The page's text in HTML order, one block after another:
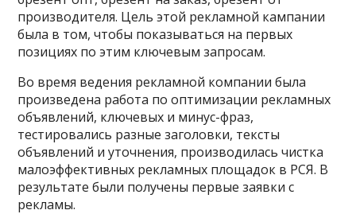
производителя. Цель этой рекламной кампании
была в том, чтобы показываться на первых
позициях по этим ключевым запросам.
Во время ведения рекламной компании была
произведена работа по оптимизации рекламных
объявлений, ключевых и минус-фраз,
тестировались разные заголовки, тексты
объявлений и уточнения, производилась чистка
малоэффективных рекламных площадок в РСЯ. В
результате были получены первые заявки с
рекламы.